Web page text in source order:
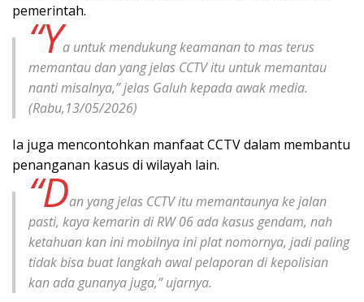
pemerintah.
“Ya untuk mendukung keamanan to mas terus
memantau dan yang jelas CCTV itu untuk memantau
nanti misalnya,” jelas Galuh kepada awak media.
(Rabu,13/05/2026)
Ia juga mencontohkan manfaat CCTV dalam membantu
penanganan kasus di wilayah lain.
“Dan yang jelas CCTV itu memantaunya ke jalan
pasti, kaya kemarin di RW 06 ada kasus gendam, nah
ketahuan kan ini mobilnya ini plat nomornya, jadi paling
tidak bisa buat langkah awal pelaporan di kepolisian
kan ada gunanya juga,” ujarnya.